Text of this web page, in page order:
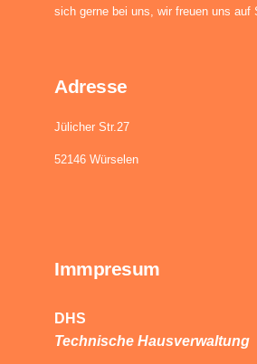
sich gerne bei uns, wir freuen uns auf
Adresse
Jülicher Str.27
52146 Würselen
Immpresum
DHS
Technische Hausverwaltung